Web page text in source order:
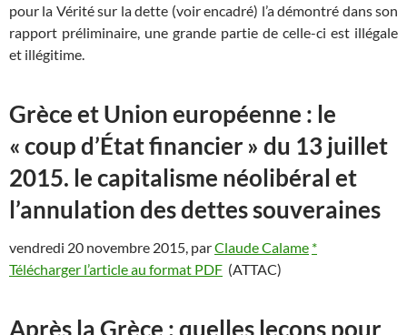
pour la Vérité sur la dette (voir encadré) l’a démontré dans son
rapport préliminaire, une grande partie de celle-ci est illégale
et illégitime.
Grèce et Union européenne : le
«coup d’État financier» du 13 juillet
2015. le capitalisme néolibéral et
l’annulation des dettes souveraines
vendredi 20 novembre 2015 parClaude Calame *
Télécharger l’article au format PDF (ATTAC)
Après la Grèce : quelles leçons pour